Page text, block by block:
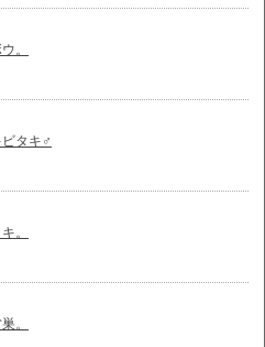
。
タキ♂
。
。